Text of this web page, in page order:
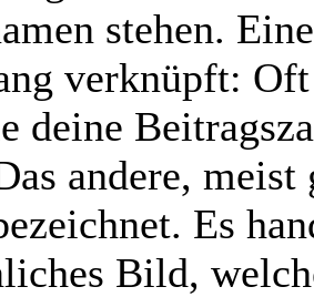
stehen.
verknüpft:
deine
andere,
Es
Bild,